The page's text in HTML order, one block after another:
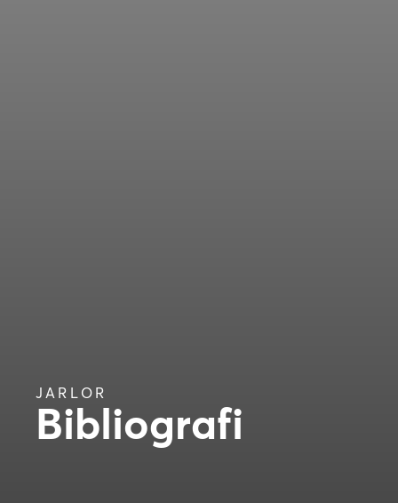
JARLOR
Bibliografi